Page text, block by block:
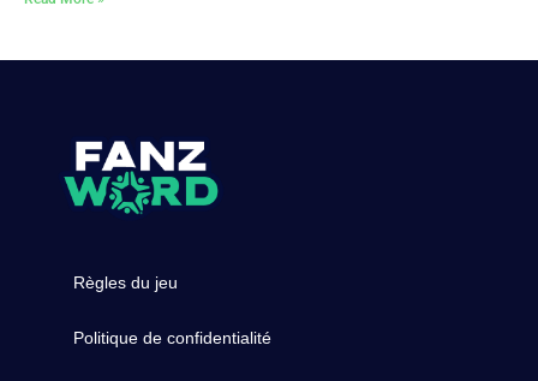
Règles du jeu
Politique de confidentialité